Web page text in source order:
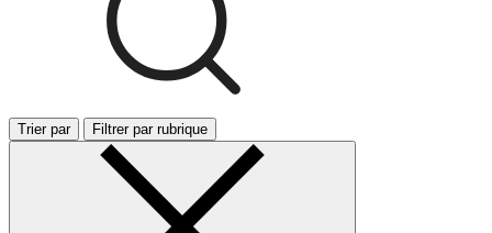
Trier par Filtrer par rubrique